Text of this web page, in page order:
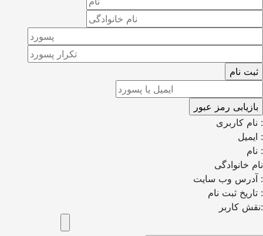
نام کاربری :
ایمیل :
نام :
نام خانوادگی
آدرس وب سایت :
تاریخ ثبت نام :
نقش کاربر: